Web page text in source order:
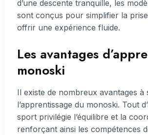
d’une descente tranquille, les
sont conçus pour simplifier la
offrir une expérience fluide.
Les avantages
monoski
Il existe de nombreux avantages à
l’apprentissage du monoski. Tout
sport privilégie l’équilibre et la
renforçant ainsi les compétences